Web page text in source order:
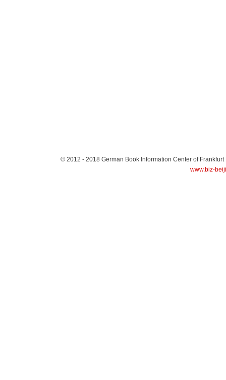
© 2012 - 2018 German Book Information Center of Frankfurt
www.biz-